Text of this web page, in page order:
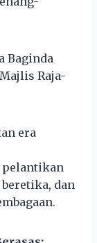
Baginda
Raja-
era
dan